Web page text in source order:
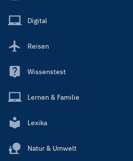
Main
Digital
Reisen
Wissenstest
Lernen & Familie
Lexika
Natur & Umwelt